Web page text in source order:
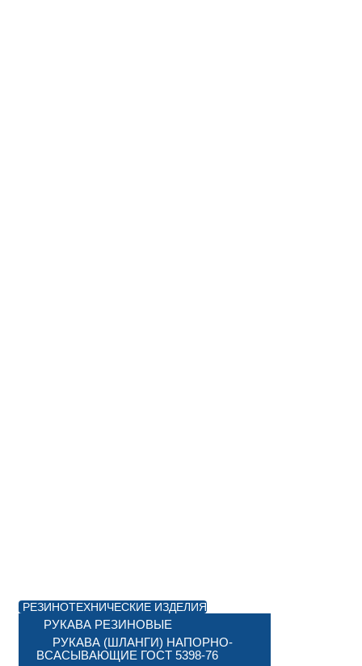
РЕЗИНОТЕХНИЧЕСКИЕ ИЗДЕЛИЯ
РУКАВА РЕЗИНОВЫЕ
РУКАВА (ШЛАНГИ) НАПОРНО-
ВСАСЫВАЮЩИЕ ГОСТ 5398-76